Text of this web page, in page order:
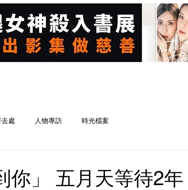
處 人物專訪 時光檔案
你」 五月天等待2年